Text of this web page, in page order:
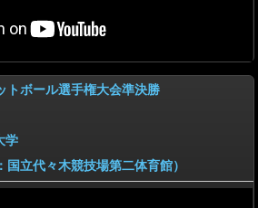
トボール選手権大会準決勝
学
立代々木競技場第二体育館）